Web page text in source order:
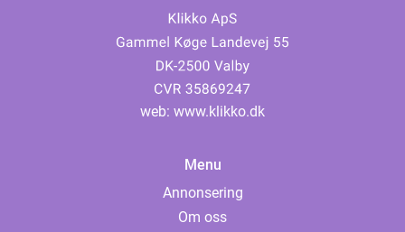
web: www.klikko.dk
Menu
Annonsering
Om oss